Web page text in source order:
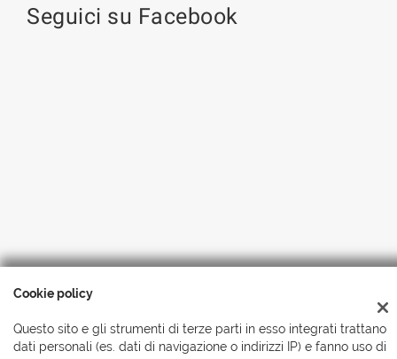
Seguici su Facebook
Copyright © 2026 Automobili Simionato S.r.l., Tutti i diritti
Cookie policy
Questo sito e gli strumenti di terze parti in esso integrati trattano
dati personali (es. dati di navigazione o indirizzi IP) e fanno uso di